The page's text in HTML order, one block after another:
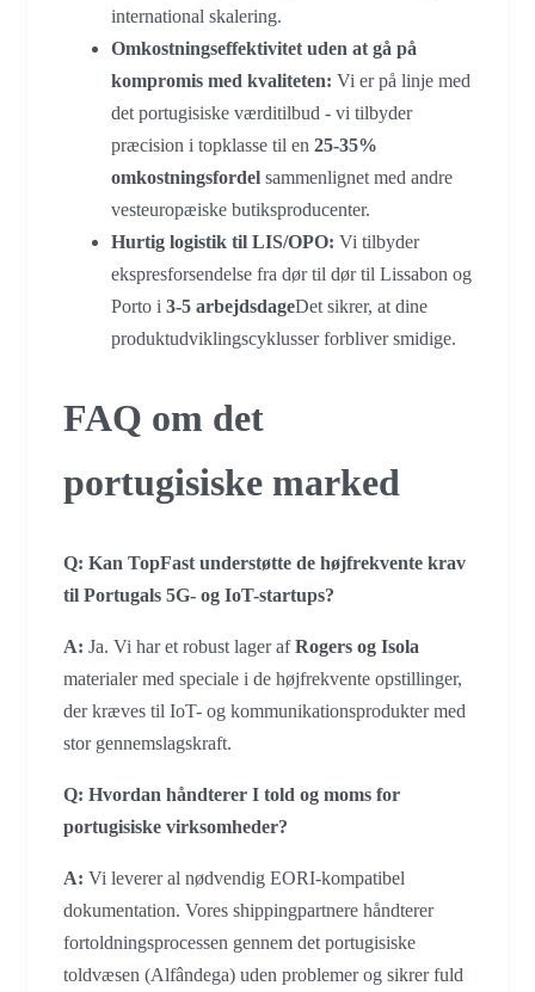
international skalering.
Omkostningseffektivitet uden at gå på
kompromis med kvaliteten: Vi er på linje med
det portugisiske værditilbud - vi tilbyder
præcision i topklasse til en 25-35%
omkostningsfordel sammenlignet med andre
vesteuropæiske butiksproducenter.
Hurtig logistik til LIS/OPO: Vi tilbyder
ekspresforsendelse fra dør til dør til Lissabon og
Porto i 3-5 arbejdsdageDet sikrer, at dine
produktudviklingscyklusser forbliver smidige.
FAQ om det
portugisiske marked
Q: Kan TopFast understøtte de højfrekvente krav
til Portugals 5G- og IoT-startups?
A: Ja. Vi har et robust lager afRogers og Isola
materialer med speciale i de højfrekvente opstillinger,
der kræves til IoT- og kommunikationsprodukter med
stor gennemslagskraft.
Q: Hvordan håndterer I told og moms for
portugisiske virksomheder?
A: Vi leverer al nødvendig EORI-kompatibel
dokumentation. Vores shippingpartnere håndterer
fortoldningsprocessen gennem det portugisiske
toldvæsen (Alfândega) uden problemer og sikrer fuld